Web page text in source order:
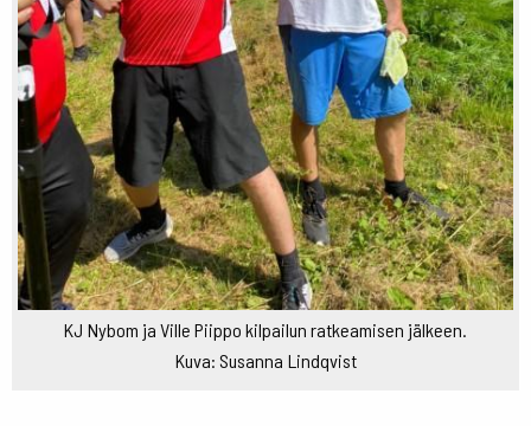
KJ Nybom ja Ville Piippo kilpailun ratkeamisen jälkeen.
Kuva: Susanna Lindqvist